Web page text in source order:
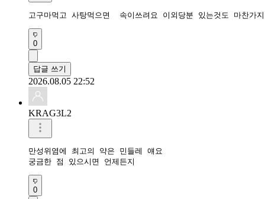
고구마먹고 사탕먹으면  속이쓰려요 이외당분 있는것도 마찬가지
0
답글 쓰기
2026.08.05 22:52
KRAG3L2
만성위염에 최고의 약은 민들레 얘요
궁금한 점 있으시면 언제든지
0